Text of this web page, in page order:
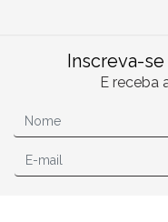
Inscreva-
E receba